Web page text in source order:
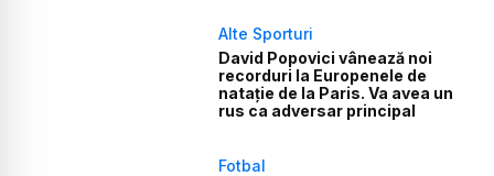
Alte Sporturi
David Popovici vânează noi
recorduri la Europenele de
natație de la Paris. Va avea un
rus ca adversar principal
Fotbal